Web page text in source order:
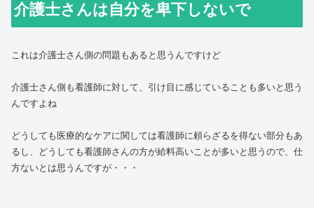
介護士さんは自分を卑下しないで
これは介護士さん側の問題もあると思うんですけど
介護士さん側も看護師に対して、引け目に感じていることも多いと思う
んですよね
どうしても医療的なケアに関しては看護師に頼らざるを得ない部分もあ
るし、どうしても看護師さんの方が給料高いことが多いと思うので、仕
方ないとは思うんですが・・・